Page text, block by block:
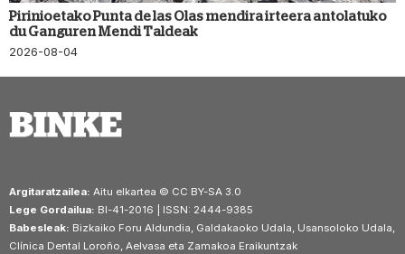
Pirinioetako Punta de las Olas mendira irteera antolatuko
du Ganguren Mendi Taldeak
2026-08-04
Argitaratzailea: Aitu elkartea © CC BY-SA 3.0
Lege Gordailua: BI-41-2016 | ISSN: 2444-9385
Babesleak: Bizkaiko Foru Aldundia, Galdakaoko Udala, Usansoloko Udala,
Clínica Dental Loroño, Aelvasa eta Zamakoa Eraikuntzak